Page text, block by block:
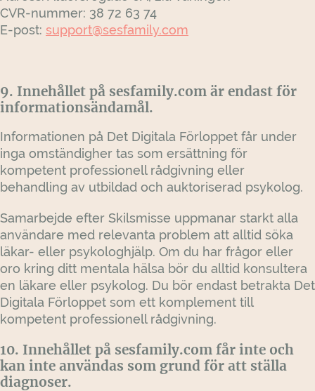
CVR-nummer: 38 72 63 74
E-post: support@sesfamily.com
9. Innehållet på sesfamily.com är endast för
informationsändamål.
Informationen på Det Digitala Förloppet får under
inga omständigher tas som ersättning för
kompetent professionell rådgivning eller
behandling av utbildad och auktoriserad psykolog.
Samarbejde efter Skilsmisse uppmanar starkt alla
användare med relevanta problem att alltid söka
läkar- eller psykologhjälp. Om du har frågor eller
oro kring ditt mentala hälsa bör du alltid konsultera
en läkare eller psykolog. Du bör endast betrakta Det
Digitala Förloppet som ett komplement till
kompetent professionell rådgivning.
10. Innehållet på sesfamily.com får inte och
kan inte användas som grund för att ställa
diagnoser.